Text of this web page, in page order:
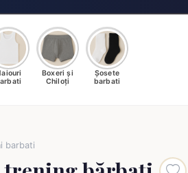
Boxeri și
Chiloți
Șosete
barbati
barbati